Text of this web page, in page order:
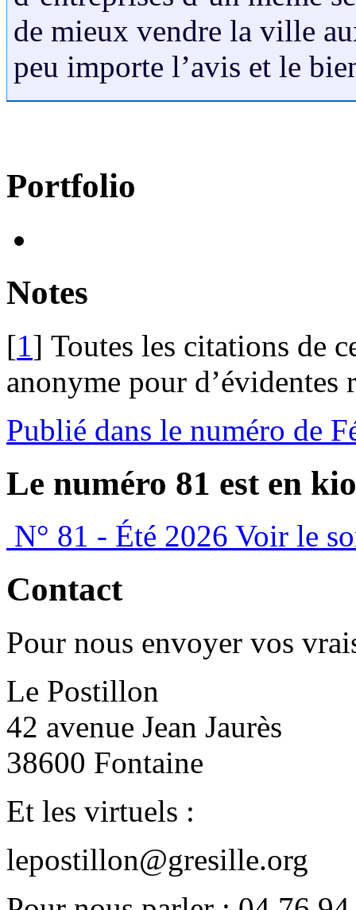
de mieux vendre la ville
peu importe l’avis et le
Portfolio
Notes
[1] Toutes les citations de
anonyme pour d’évidentes
Publié dans le numéro de
Le numéro 81 est en
N° 81 - Été 2026 Voir le
Contact
Pour nous envoyer vos
Le Postillon
42 avenue Jean Jaurès
38600 Fontaine
Et les virtuels :
lepostillon@gresille.org